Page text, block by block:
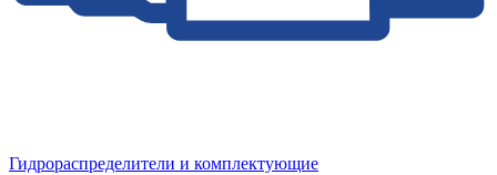
Гидрораспределители и комплектующие